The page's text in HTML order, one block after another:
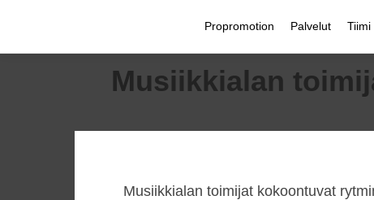
Propromotion Palvelut Tiimi
Musiikkialan
Musiikkialan toimijat kokoontuvat